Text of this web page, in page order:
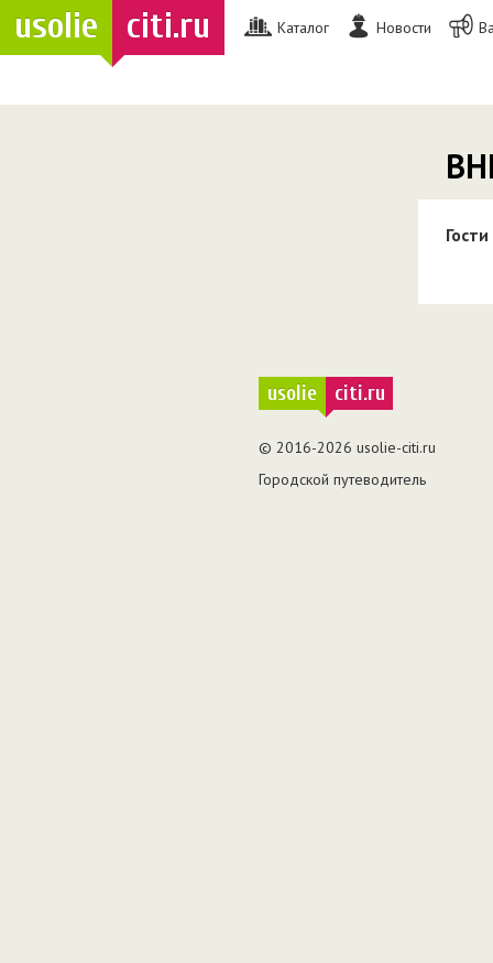
usolie citi.ru Каталог Новости
Гости
usolie citi.ru
© 2016-2026 usolie-citi.ru
Городской путеводитель